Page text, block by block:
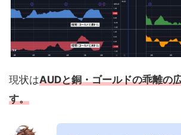
現状はAUDと銅・ゴールドの乖離の
す。